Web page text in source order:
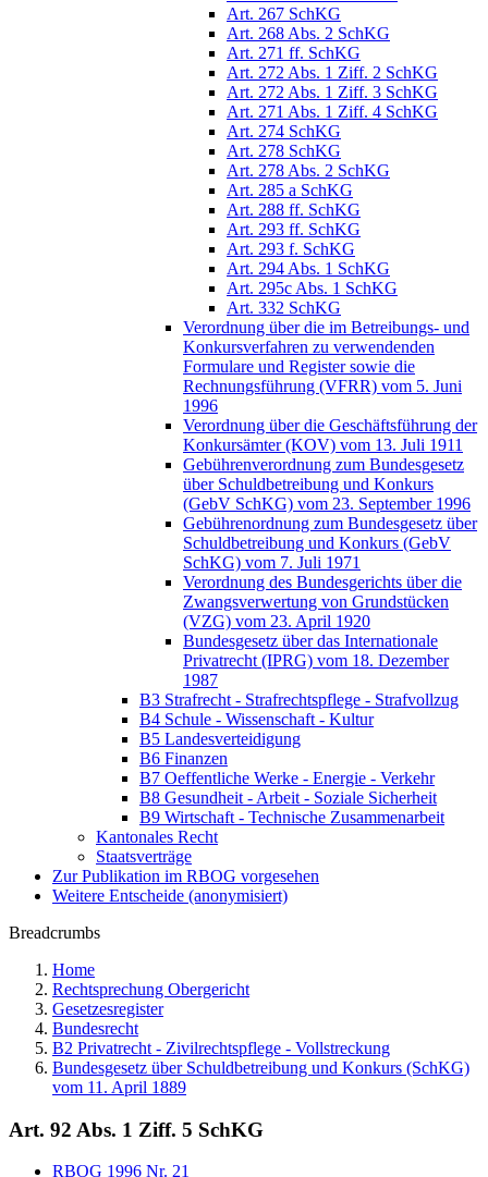
Art. 267 SchKG
Art. 268 Abs. 2 SchKG
Art. 271 ff. SchKG
Art. 272 Abs. 1 Ziff. 2 SchKG
Art. 272 Abs. 1 Ziff. 3 SchKG
Art. 271 Abs. 1 Ziff. 4 SchKG
Art. 274 SchKG
Art. 278 SchKG
Art. 278 Abs. 2 SchKG
Art. 285 a SchKG
Art. 288 ff. SchKG
Art. 293 ff. SchKG
Art. 293 f. SchKG
Art. 294 Abs. 1 SchKG
Art. 295c Abs. 1 SchKG
Art. 332 SchKG
Verordnung über die im Betreibungs- und
Konkursverfahren zu verwendenden
Formulare und Register sowie die
Rechnungsführung (VFRR) vom 5. Juni
1996
Verordnung über die Geschäftsführung der
Konkursämter (KOV) vom 13. Juli 1911
Gebührenverordnung zum Bundesgesetz
über Schuldbetreibung und Konkurs
(GebV SchKG) vom 23. September 1996
Gebührenordnung zum Bundesgesetz über
Schuldbetreibung und Konkurs (GebV
SchKG) vom 7. Juli 1971
Verordnung des Bundesgerichts über die
Zwangsverwertung von Grundstücken
(VZG) vom 23. April 1920
Bundesgesetz über das Internationale
Privatrecht (IPRG) vom 18. Dezember
1987
B3 Strafrecht - Strafrechtspflege - Strafvollzug
B4 Schule - Wissenschaft - Kultur
B5 Landesverteidigung
B6 Finanzen
B7 Oeffentliche Werke - Energie - Verkehr
B8 Gesundheit - Arbeit - Soziale Sicherheit
B9 Wirtschaft - Technische Zusammenarbeit
Kantonales Recht
Staatsverträge
Zur Publikation im RBOG vorgesehen
Weitere Entscheide (anonymisiert)
Breadcrumbs
Home
Rechtsprechung Obergericht
Gesetzesregister
Bundesrecht
B2 Privatrecht - Zivilrechtspflege - Vollstreckung
Bundesgesetz über Schuldbetreibung und Konkurs (SchKG)
vom 11. April 1889
Art. 92 Abs. 1 Ziff. 5 SchKG
RBOG 1996 Nr. 21